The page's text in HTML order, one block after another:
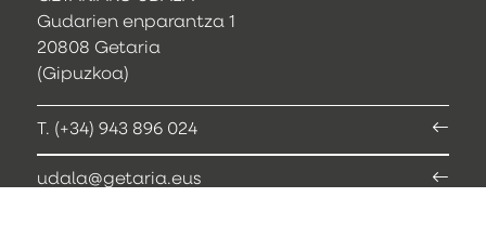
Gudarien enparantza 1
20808 Getaria
(Gipuzkoa)
T. (+34) 943 896 024
udala@getaria.eus